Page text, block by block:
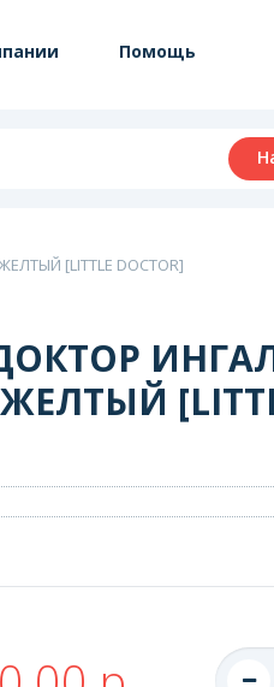
Помощь
[LITTLE DOCTOR]
ЖЕЛТЫЙ